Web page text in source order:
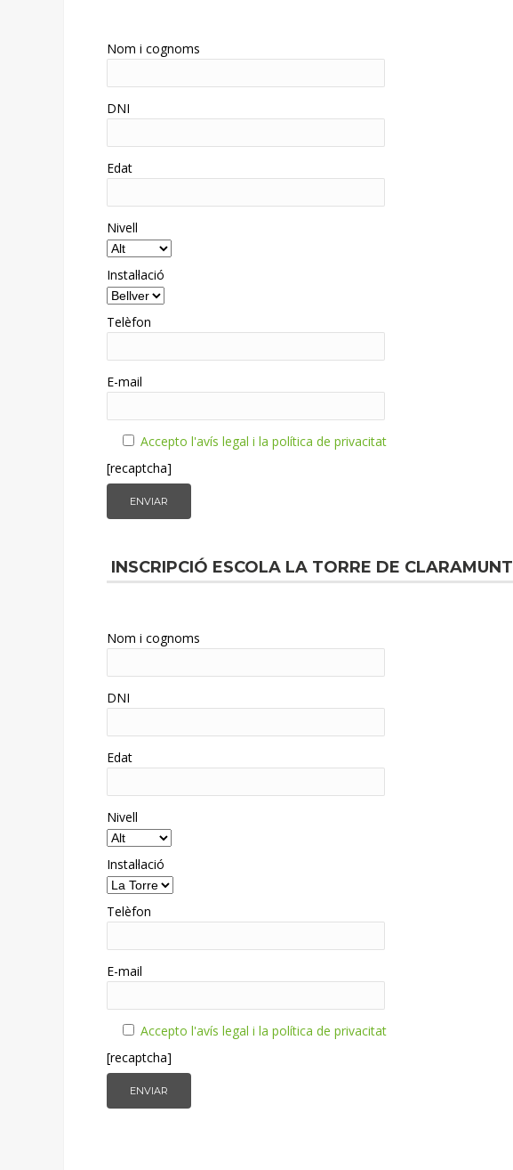
Nom i cognoms
DNI
Edat
Nivell
Instal·lació
Telèfon
E-mail
Accepto l'avís legal i la política de privacitat
[recaptcha]
INSCRIPCIÓ ESCOLA LA TORRE DE CLARAMUNT
Nom i cognoms
DNI
Edat
Nivell
Instal·lació
Telèfon
E-mail
Accepto l'avís legal i la política de privacitat
[recaptcha]